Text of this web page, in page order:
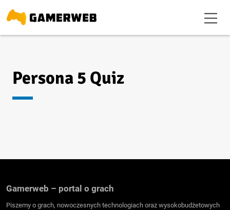
Persona 5 Quiz
Gamerweb – portal o grach
Piszemy o grach, nowoczesnych technologiach oraz wysokobudżetowych